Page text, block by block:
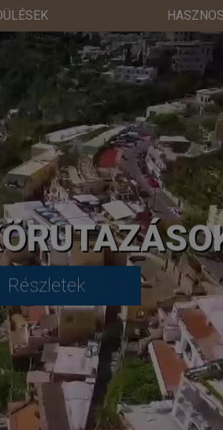
Részletek